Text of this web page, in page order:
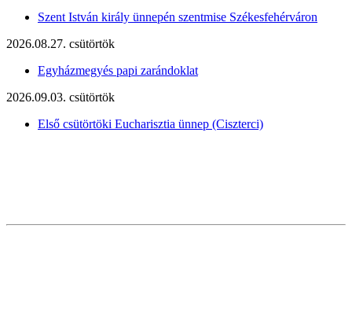
Szent István király ünnepén szentmise Székesfehérváron
2026.08.27. csütörtök
Egyházmegyés papi zarándoklat
2026.09.03. csütörtök
Első csütörtöki Eucharisztia ünnep (Ciszterci)